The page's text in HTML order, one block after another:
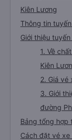
Kiên Lương
Thông tin
Giới thiệu
1. Về
Kiên
2. Giá vé
3. Giới
đường
Bảng tổng hợp
Cách đặt vé xe